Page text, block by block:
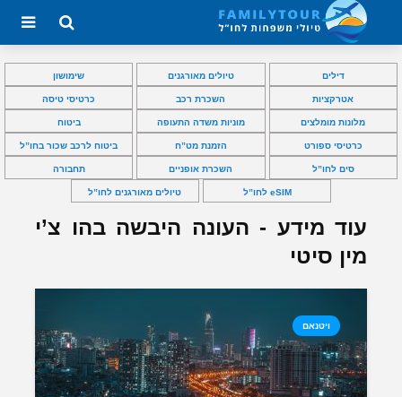
דילים טיולים מאורגנים שימושון
אטרקציות השכרת רכב כרטיסי טיסה
מלונות מומלצים מוניות משדה התעופה ביטוח
כרטיסי ספורט הזמנת מט”ח ביטוח לרכב שכור בחו”ל
סים לחו”ל השכרת אופניים תחבורה
eSIM לחו”ל טיולים מאורגנים לחו”ל
עוד מידע - העונה היבשה בהו צ’י
מין סיטי
ויטנאם